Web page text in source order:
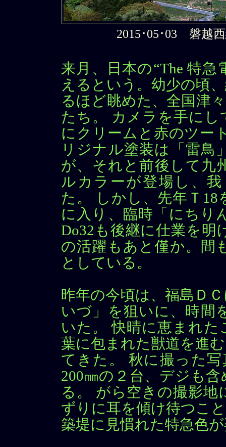
2015･05･03 磐越
来月、日本の“The 特
えるという。幼少の頃
るほど眺めた、全国津
たち。 カメラを手にし
にクリームと赤のツー
リジナル塗装は「雷鳥
が、それと前後して九
ルカラーが登場し、
た。 しかし、先年Ｔ
に入り、臨時「にちり
Do32も後継に仕業を明
の活躍もあと僅か。間
としている。
昨年の今頃は、福島Ｄ
いづ」を狙いに、時間
いた。 快晴に恵まれた
葉に包まれた獣道を進
てきた。 秋に撮った
200㎜の２台、デジも
る。 がら空きの撮影
ずりに耳を傾け待つこ
築堤に見慣れた特急色